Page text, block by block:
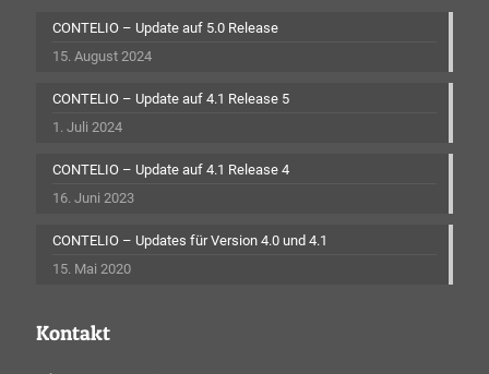
CONTELIO – Update auf 5.0 Release
15. August 2024
CONTELIO – Update auf 4.1 Release 5
1. Juli 2024
CONTELIO – Update auf 4.1 Release 4
16. Juni 2023
CONTELIO – Updates für Version 4.0 und 4.1
15. Mai 2020
Kontakt